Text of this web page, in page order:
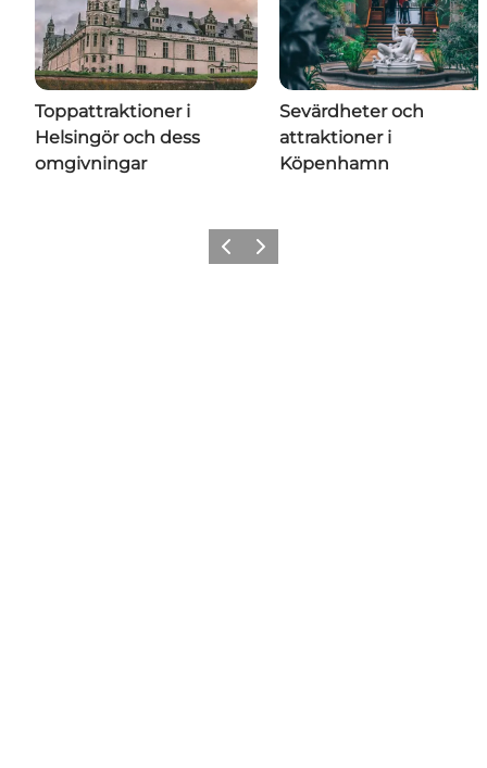
Toppattraktioner i
Helsingör och dess
omgivningar
Sevärdheter och
attraktioner i
Köpenhamn
Previous
Next